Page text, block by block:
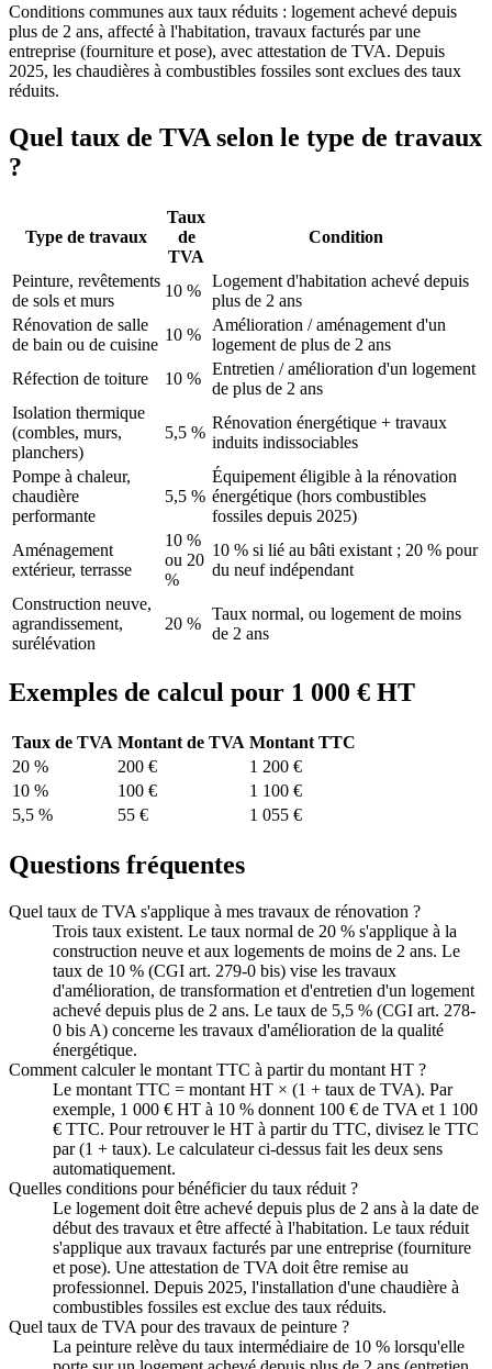
Conditions communes aux taux réduits : logement achevé depuis
plus de 2 ans, affecté à l'habitation, travaux facturés par une
entreprise (fourniture et pose), avec attestation de TVA. Depuis
2025, les chaudières à combustibles fossiles sont exclues des taux
réduits.
Quel taux de TVA selon le type de travaux
?
Type de travaux
Taux
de
TVA
Condition
Peinture, revêtements
de sols et murs
10 %
Logement d'habitation achevé depuis
plus de 2 ans
Rénovation de salle
de bain ou de cuisine
10 %
Amélioration / aménagement d'un
logement de plus de 2 ans
Réfection de toiture
10 %
Entretien / amélioration d'un logement
de plus de 2 ans
Isolation thermique
(combles, murs,
planchers)
5,5 %
Rénovation énergétique + travaux
induits indissociables
Pompe à chaleur,
chaudière
performante
5,5 %
Équipement éligible à la rénovation
énergétique (hors combustibles
fossiles depuis 2025)
Aménagement
extérieur, terrasse
10 %
ou 20
%
10 % si lié au bâti existant ; 20 % pour
du neuf indépendant
Construction neuve,
agrandissement,
surélévation
20 %
Taux normal, ou logement de moins
de 2 ans
Exemples de calcul pour 1 000 € HT
Taux de TVA Montant de TVA Montant TTC
20 %
200 €
1 200 €
10 %
100 €
1 100 €
5,5 %
55 € 1 055 €
Questions fréquentes
Quel taux de TVA s'applique à mes travaux de rénovation ?
Trois taux existent. Le taux normal de 20 % s'applique à la
construction neuve et aux logements de moins de 2 ans. Le
taux de 10 % (CGI art. 279-0 bis) vise les travaux
d'amélioration, de transformation et d'entretien d'un logement
achevé depuis plus de 2 ans. Le taux de 5,5 % (CGI art. 278-
0 bis A) concerne les travaux d'amélioration de la qualité
énergétique.
Comment calculer le montant TTC à partir du montant HT ?
Le montant TTC = montant HT × (1 + taux de TVA). Par
exemple, 1 000 € HT à 10 % donnent 100 € de TVA et 1 100
€ TTC. Pour retrouver le HT à partir du TTC, divisez le TTC
par (1 + taux). Le calculateur ci-dessus fait les deux sens
automatiquement.
Quelles conditions pour bénéficier du taux réduit ?
Le logement doit être achevé depuis plus de 2 ans à la date de
début des travaux et être affecté à l'habitation. Le taux réduit
s'applique aux travaux facturés par une entreprise (fourniture
et pose). Une attestation de TVA doit être remise au
professionnel. Depuis 2025, l'installation d'une chaudière à
combustibles fossiles est exclue des taux réduits.
Quel taux de TVA pour des travaux de peinture ?
La peinture relève du taux intermédiaire de 10 % lorsqu'elle